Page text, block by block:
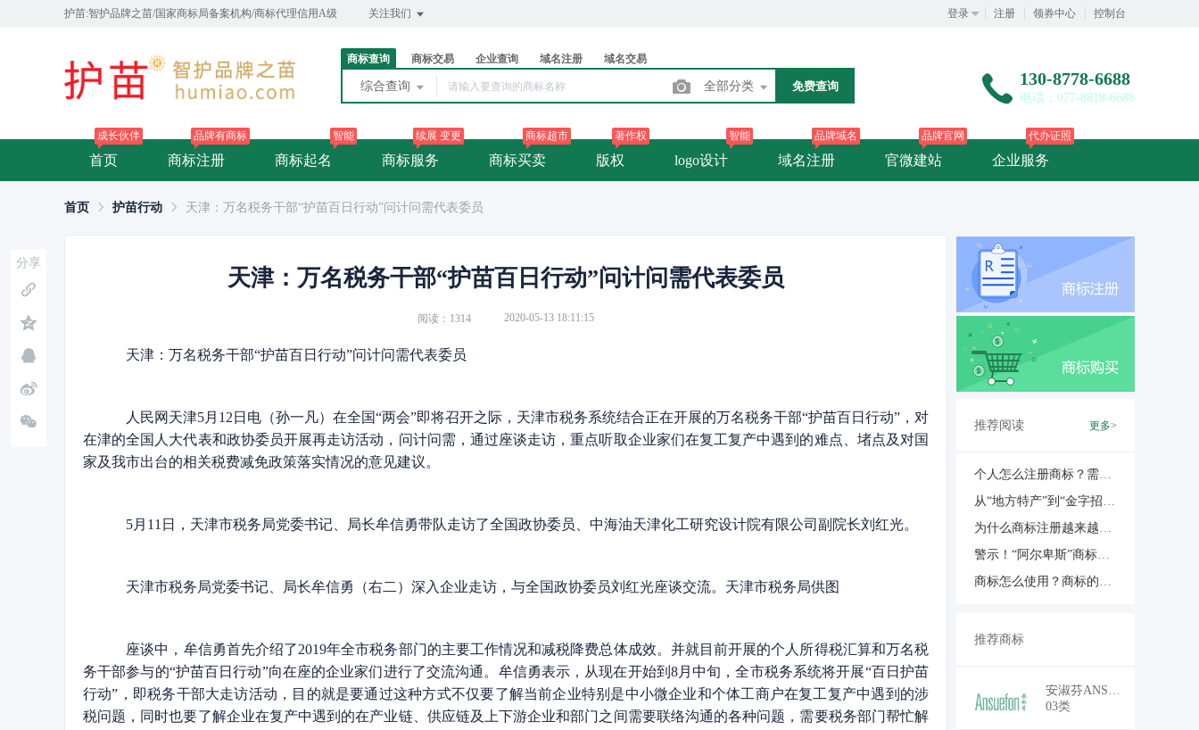
护苗:智护品牌之苗/国家商标局备案机构/商标代理信用A级 关注我们 登录 注册 领券中心 控制台
商标查询 商标交易 企业查询 域名注册 域名交易
综合查询 全部分类 免费查询 130-8778-6688
电话：077-8818-6688
首页
成长伙伴
商标注册
品牌有商标
商标起名
智能
商标服务
续展 变更
商标买卖
商标超市
版权
著作权
logo设计
智能
域名注册
品牌域名
官微建站
品牌官网
企业服务
代办证照
首页 护苗行动 天津：万名税务干部“护苗百日行动”问计问需代表委员
天津：万名税务干部“护苗百日行动”问计问需代表委员
阅读：1314 2020-05-13 18:11:15
天津：万名税务干部“护苗百日行动”问计问需代表委员
人民网天津5月12日电（孙一凡）在全国“两会”即将召开之际，天津市税务系统结合正在开展的万名税务干部“护苗百日行动”，对
在津的全国人大代表和政协委员开展再走访活动，问计问需，通过座谈走访，重点听取企业家们在复工复产中遇到的难点、堵点及对国
家及我市出台的相关税费减免政策落实情况的意见建议。
5月11日，天津市税务局党委书记、局长牟信勇带队走访了全国政协委员、中海油天津化工研究设计院有限公司副院长刘红光。
天津市税务局党委书记、局长牟信勇（右二）深入企业走访，与全国政协委员刘红光座谈交流。天津市税务局供图
座谈中，牟信勇首先介绍了2019年全市税务部门的主要工作情况和减税降费总体成效。并就目前开展的个人所得税汇算和万名税
务干部参与的“护苗百日行动”向在座的企业家们进行了交流沟通。牟信勇表示，从现在开始到8月中旬，全市税务系统将开展“百日护苗
行动”，即税务干部大走访活动，目的就是要通过这种方式不仅要了解当前企业特别是中小微企业和个体工商户在复工复产中遇到的涉
税问题，同时也要了解企业在复产中遇到的在产业链、供应链及上下游企业和部门之间需要联络沟通的各种问题，需要税务部门帮忙解
推荐阅读 更多>
个人怎么注册商标？需要哪些材料？
从“地方特产”到“金字招牌”：区域商标品牌的涅槃之路
为什么商标注册越来越难？原因是僧多粥少！
警示！“阿尔卑斯”商标争议敲响警钟：地名商标与产地合规不容逾越
商标怎么使用？商标的表现形式、商标的使用证据
推荐商标
安淑芬ANSUEFON
03类
￥18,700
分享